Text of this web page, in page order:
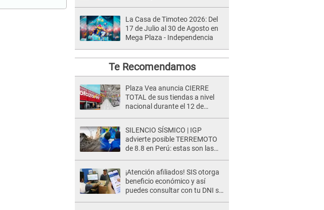
La Casa de Timoteo 2026: Del
17 de Julio al 30 de Agosto en
Mega Plaza - Independencia
Te Recomendamos
Plaza Vea anuncia CIERRE
TOTAL de sus tiendas a nivel
nacional durante el 12 de
SILENCIO SÍSMICO | IGP
advierte posible TERREMOTO
de 8.8 en Perú: estas son las
¡Atención afiliados! SIS otorga
beneficio económico y así
puedes consultar con tu DNI si